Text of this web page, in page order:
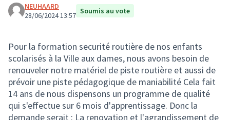
NEUHAARD
28/06/2024 13:57 Soumis au vote
Pour la formation securité routière de nos enfants
scolarisés à la Ville aux dames, nous avons besoin de
renouveler notre matériel de piste routière et aussi de
prévoir une piste pédagogique de maniabilité Cela fait
14 ans de nous dispensons un programme de qualité
qui s'effectue sur 6 mois d'apprentissage. Donc la
demande serait : La renovation et l'agrandissement de